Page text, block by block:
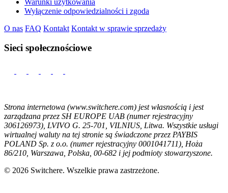
Wyłączenie odpowiedzialności i zgoda
O nas FAQ Kontakt Kontakt w sprawie sprzedaży
Sieci społecznościowe
Strona internetowa (www.switchere.com) jest własnością i jest
zarządzana przez SH EUROPE UAB (numer rejestracyjny
306126973), LVIVO G. 25-701, VILNIUS, Litwa. Wszystkie usługi
wirtualnej waluty na tej stronie są świadczone przez PAYBIS
POLAND Sp. z o.o. (numer rejestracyjny 0001041711), Hoża
86/210, Warszawa, Polska, 00-682 i jej podmioty stowarzyszone.
© 2026 Switchere. Wszelkie prawa zastrzeżone.